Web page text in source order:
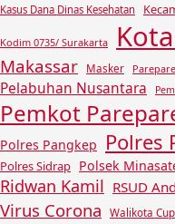
Kasus Dana Dinas Kesehatan
Kodim 0735/ Surakarta
Makassar Masker Parepare
Pelabuhan Nusantara
Pemkot
Polres Pangkep Polres
Polres Sidrap Polsek
Ridwan Kamil RSUD
Virus Corona Walikota Cup